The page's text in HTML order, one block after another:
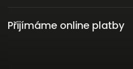
Přijímáme online platby